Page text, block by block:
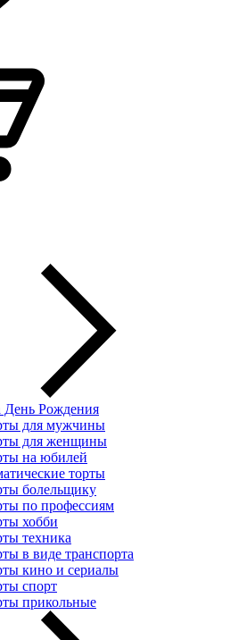
День Рождения
для мужчины
для женщины
на юбилей
торты
болельщику
по профессиям
хобби
техника
в виде транспорта
кино и сериалы
спорт
прикольные